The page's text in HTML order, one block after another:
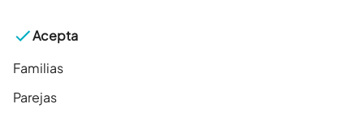
Acepta
Familias
Parejas